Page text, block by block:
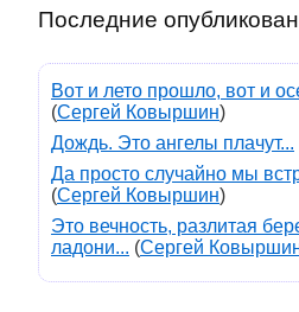
Последние
Вот и лето прошло, вот и
(Сергей Ковыршин)
Дождь. Это ангелы плачут...
Да просто случайно мы
(Сергей Ковыршин)
Это вечность, разлитая
ладони... (Сергей